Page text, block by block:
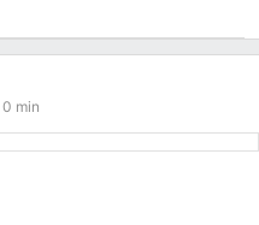
0 min